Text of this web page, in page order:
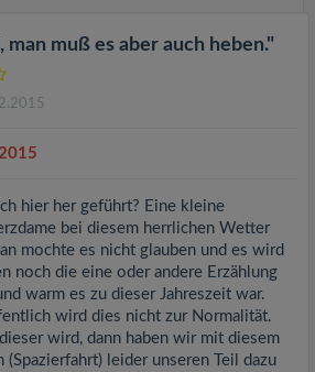
man muß es aber auch heben."
hier her geführt? Eine kleine
bei diesem herrlichen Wetter
mochte es nicht glauben und es wird
noch die eine oder andere Erzählung
warm es zu dieser Jahreszeit war.
wird dies nicht zur Normalität.
wird, dann haben wir mit diesem
leider unseren Teil dazu